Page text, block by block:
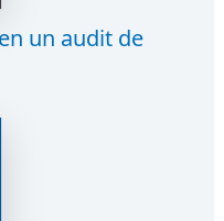
un audit de